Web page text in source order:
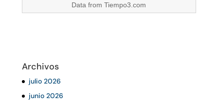
Data fromTiempo3.com
Archivos
julio 2026
junio 2026